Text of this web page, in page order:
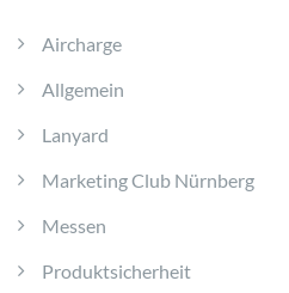
Aircharge
Allgemein
Lanyard
Marketing Club Nürnberg
Messen
Produktsicherheit